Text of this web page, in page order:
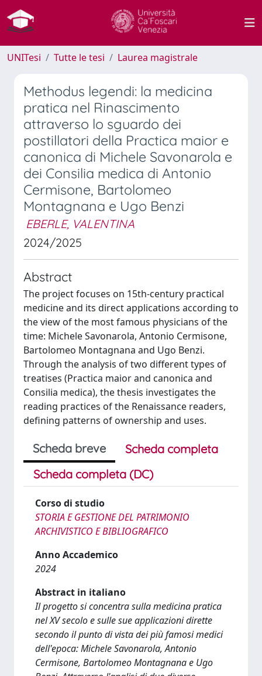
UNITesi Tutte le tesi Laurea magistrale
Methodus legendi: la medicina
pratica nel Rinascimento
attraverso lo sguardo dei
postillatori della Practica maior e
canonica di Michele Savonarola e
dei Consilia medica di Antonio
Cermisone, Bartolomeo
Montagnana e Ugo Benzi
EBERLE, VALENTINA
2024/2025
Abstract
The project focuses on 15th-century practical
medicine and its direct applications according to
the view of the most famous physicians of the
time: Michele Savonarola, Antonio Cermisone,
Bartolomeo Montagnana and Ugo Benzi.
Through the analysis of two different types of
treatises (Practica maior and canonica and
Consilia medica), the thesis investigates the
reading practices of the Renaissance readers,
defining patterns of ownership and uses.
Scheda breve
Scheda completa
Scheda completa (DC)
Corso di studio
STORIA E GESTIONE DEL PATRIMONIO
ARCHIVISTICO E BIBLIOGRAFICO
Anno Accademico
2024
Abstract in italiano
Il progetto si concentra sulla medicina pratica
nel XV secolo e sulle sue applicazioni dirette
secondo il punto di vista dei più famosi medici
dell'epoca: Michele Savonarola, Antonio
Cermisone, Bartolomeo Montagnana e Ugo